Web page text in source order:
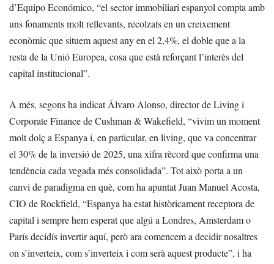
d’Equipo Económico, “el sector immobiliari espanyol compta amb
uns fonaments molt rellevants, recolzats en un creixement
econòmic que situem aquest any en el 2,4%, el doble que a la
resta de la Unió Europea, cosa que està reforçant l’interès del
capital institucional”.
A més, segons ha indicat Álvaro Alonso, director de Living i
Corporate Finance de Cushman & Wakefield, “vivim un moment
molt dolç a Espanya i, en particular, en living, que va concentrar
el 30% de la inversió de 2025, una xifra rècord que confirma una
tendència cada vegada més consolidada”. Tot això porta a un
canvi de paradigma en què, com ha apuntat Juan Manuel Acosta,
CIO de Rockfield, “Espanya ha estat històricament receptora de
capital i sempre hem esperat que algú a Londres, Amsterdam o
París decidís invertir aquí, però ara comencem a decidir nosaltres
on s’inverteix, com s’inverteix i com serà aquest producte”, i ha